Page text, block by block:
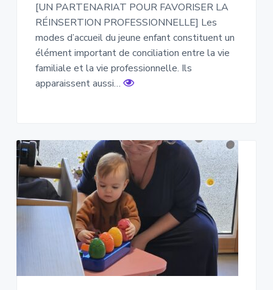
[UN PARTENARIAT POUR FAVORISER LA
RÉINSERTION PROFESSIONNELLE] Les
modes d’accueil du jeune enfant constituent un
élément important de conciliation entre la vie
familiale et la vie professionnelle. Ils
apparaissent aussi…